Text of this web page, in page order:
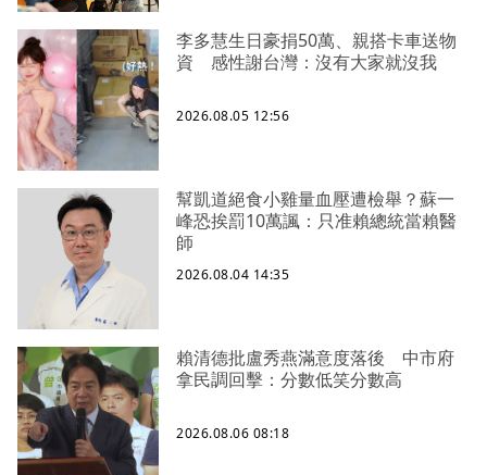
李多慧生日豪捐50萬、親搭卡車送物
資 感性謝台灣：沒有大家就沒我
2026.08.05 12:56
幫凱道絕食小雞量血壓遭檢舉？蘇一
峰恐挨罰10萬諷：只准賴總統當賴醫
師
2026.08.04 14:35
賴清德批盧秀燕滿意度落後 中市府
拿民調回擊：分數低笑分數高
2026.08.06 08:18